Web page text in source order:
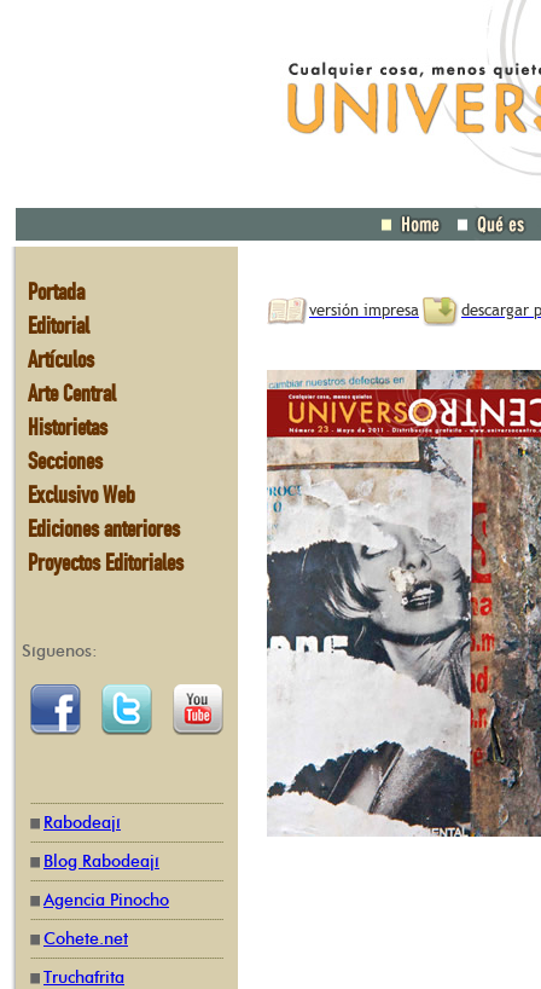
Portada
Editorial
Artículos
Arte Central
Historietas
Secciones
Exclusivo Web
Ediciones anteriores
Proyectos Editoriales
Síguenos:
Rabodeají
Blog Rabodeají
Agencia Pinocho
Cohete.net
Truchafrita
versión impresa descargar